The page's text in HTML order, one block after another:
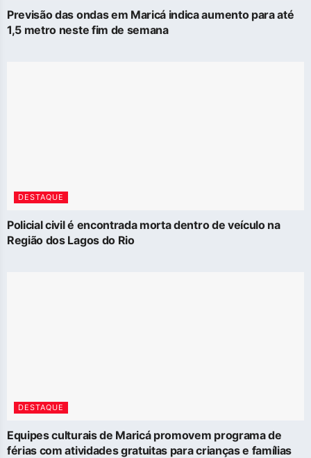
Previsão das ondas em Maricá indica aumento para até
1,5 metro neste fim de semana
DESTAQUE
Policial civil é encontrada morta dentro de veículo na
Região dos Lagos do Rio
DESTAQUE
Equipes culturais de Maricá promovem programa de
férias com atividades gratuitas para crianças e famílias